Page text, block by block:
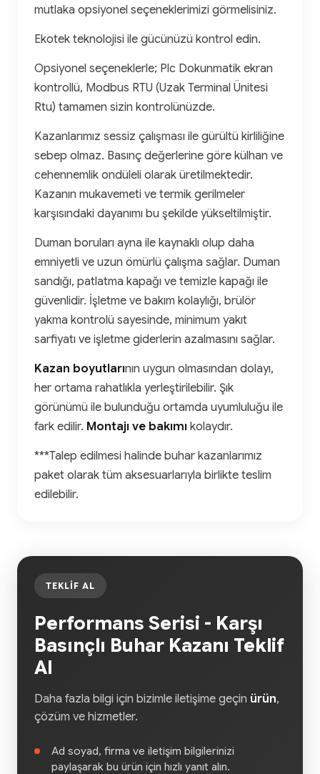
mutlaka opsiyonel seçeneklerimizi görmelisiniz.
Ekotek teknolojisi ile gücünüzü kontrol edin.
Opsiyonel seçeneklerle; Plc Dokunmatik ekran
kontrollü, Modbus RTU (Uzak Terminal Ünitesi
Rtu) tamamen sizin kontrolünüzde.
Kazanlarımız sessiz çalışması ile gürültü kirliliğine
sebep olmaz. Basınç değerlerine göre külhan ve
cehennemlik ondüleli olarak üretilmektedir.
Kazanın mukavemeti ve termik gerilmeler
karşısındaki dayanımı bu şekilde yükseltilmiştir.
Duman boruları ayna ile kaynaklı olup daha
emniyetli ve uzun ömürlü çalışma sağlar. Duman
sandığı, patlatma kapağı ve temizle kapağı ile
güvenlidir. İşletme ve bakım kolaylığı, brülör
yakma kontrolü sayesinde, minimum yakıt
sarfiyatı ve işletme giderlerin azalmasını sağlar.
Kazan boyutlarının uygun olmasından dolayı,
her ortama rahatlıkla yerleştirilebilir. Şık
görünümü ile bulunduğu ortamda uyumluluğu ile
fark edilir. Montajı ve bakımı kolaydır.
***Talep edilmesi halinde buhar kazanlarımız
paket olarak tüm aksesuarlarıyla birlikte teslim
edilebilir.
TEKLIF AL
Performans Serisi - Karşı
Basınçlı Buhar Kazanı Teklif
Al
Daha fazla bilgi için bizimle iletişime geçin ürün,
çözüm ve hizmetler.
Ad soyad, firma ve iletişim bilgilerinizi
paylaşarak bu ürün için hızlı yanıt alın.